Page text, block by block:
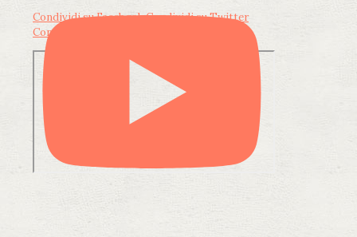
Condividi su FacebookCondividi su Twitter
Condividi su LinkedIn